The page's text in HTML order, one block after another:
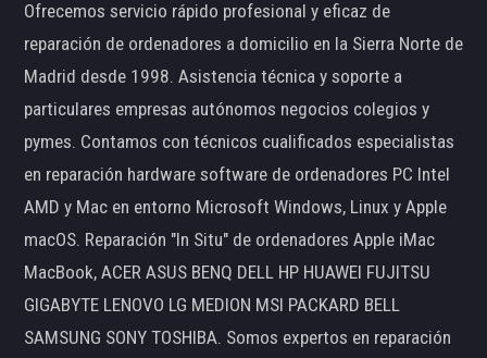
Ofrecemos servicio rápido profesional y eficaz de
reparación de ordenadores a domicilio en la Sierra Norte de
Madrid desde 1998. Asistencia técnica y soporte a
particulares empresas autónomos negocios colegios y
pymes. Contamos con técnicos cualificados especialistas
en reparación hardware software de ordenadores PC Intel
AMD y Mac en entorno Microsoft Windows, Linux y Apple
macOS. Reparación "In Situ" de ordenadores Apple iMac
MacBook, ACER ASUS BENQ DELL HP HUAWEI FUJITSU
GIGABYTE LENOVO LG MEDION MSI PACKARD BELL
SAMSUNG SONY TOSHIBA. Somos expertos en reparación